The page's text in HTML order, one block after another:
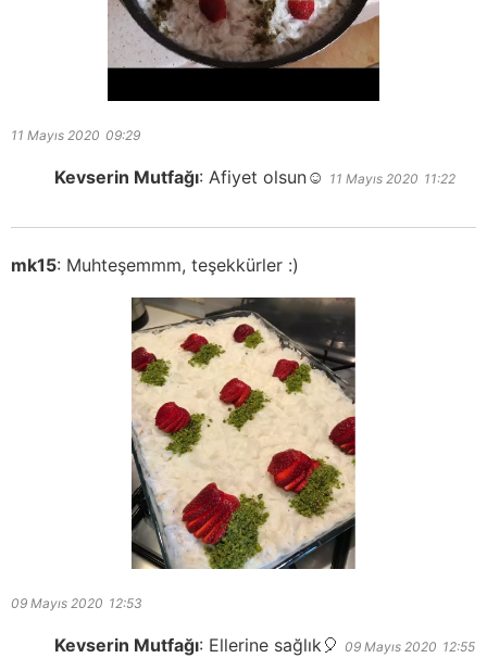
11 Mayıs 2020 09:29
Kevserin Mutfağı: Afiyet olsun☺️ 11 Mayıs 2020 11:22
mk15: Muhteşemmm, teşekkürler :)
09 Mayıs 2020 12:53
Kevserin Mutfağı: Ellerine sağlık🎈 09 Mayıs 2020 12:55